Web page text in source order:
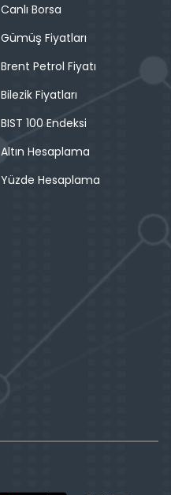
Canlı Borsa
Gümüş Fiyatları
Brent Petrol Fiyatı
Bilezik Fiyatları
BIST 100 Endeksi
Altın Hesaplama
Yüzde Hesaplama